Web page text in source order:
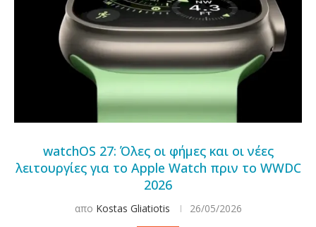
watchOS 27: Όλες οι φήμες και οι νέες
λειτουργίες για το Apple Watch πριν το WWDC
2026
απο Kostas Gliatiotis 26/05/2026